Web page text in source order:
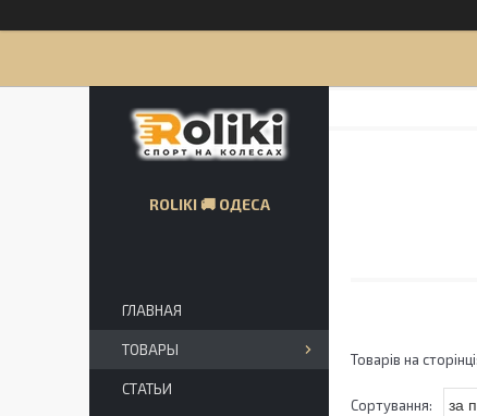
ROLIKI 🚚 ОДЕСА
ГЛАВНАЯ
ТОВАРЫ
СТАТЬИ